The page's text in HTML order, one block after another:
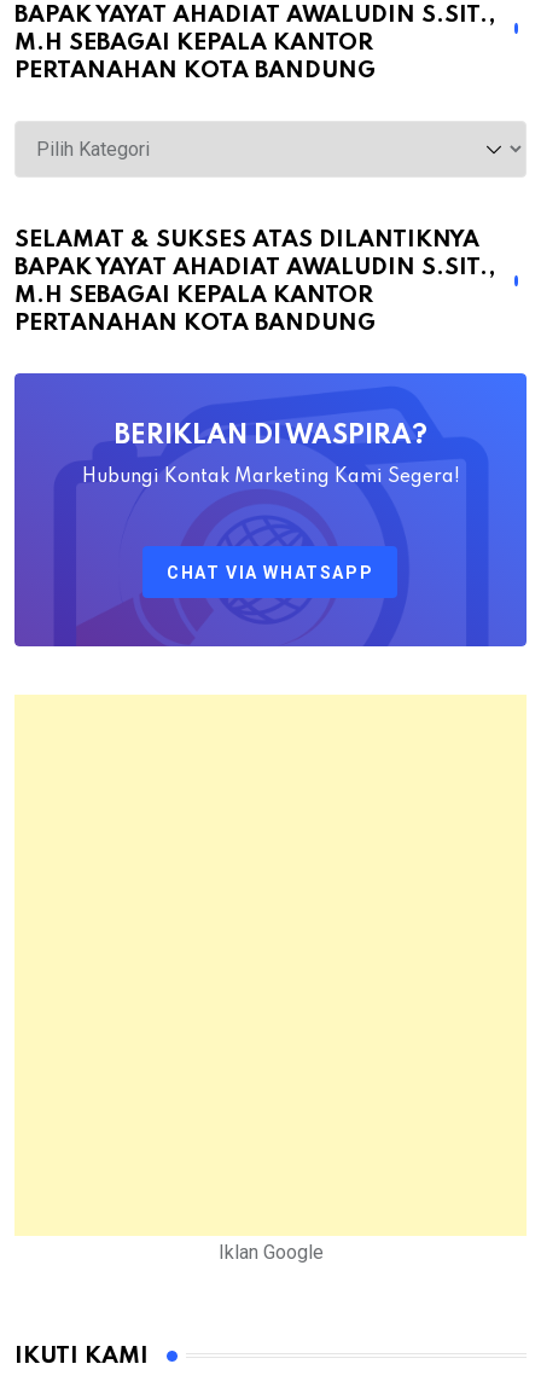
BAPAK YAYAT AHADIAT AWALUDIN S.SIT.,
M.H SEBAGAI KEPALA KANTOR
PERTANAHAN KOTA BANDUNG
Selamat
&
atas
Dilantiknya
Bapak
Ahadiat
Pertanahan
Kota
SELAMAT & SUKSES ATAS DILANTIKNYA
BAPAK YAYAT AHADIAT AWALUDIN S.SIT.,
M.H SEBAGAI KEPALA KANTOR
PERTANAHAN KOTA BANDUNG
BERIKLAN DI WASPIRA?
Hubungi Kontak Marketing Kami Segera!
CHAT VIA WHATSAPP
Iklan Google
IKUTI KAMI